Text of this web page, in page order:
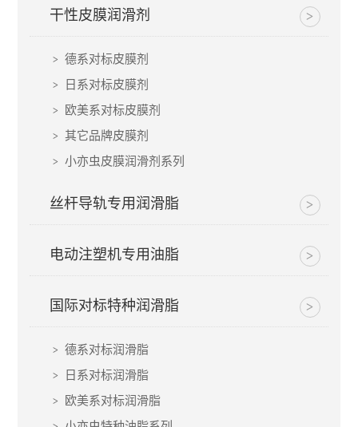
干性皮膜润滑剂
德系对标皮膜剂
日系对标皮膜剂
欧美系对标皮膜剂
其它品牌皮膜剂
小亦虫皮膜润滑剂系列
丝杆导轨专用润滑脂
电动注塑机专用油脂
国际对标特种润滑脂
德系对标润滑脂
日系对标润滑脂
欧美系对标润滑脂